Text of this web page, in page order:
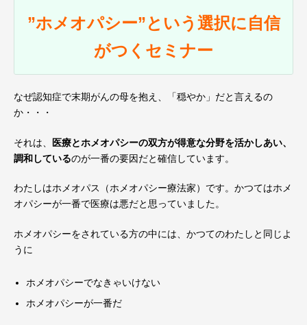
”ホメオパシー”という選択に自信
がつくセミナー
なぜ認知症で末期がんの母を抱え、「穏やか」だと言えるの
か・・・
それは、
医療とホメオパシーの双方が得意な分野を活かしあい、
調和しているのが一番の要因だと確信しています。
わたしはホメオパス（ホメオパシー療法家）です。かつてはホメ
オパシーが一番で医療は悪だと思っていました。
ホメオパシーをされている方の中には、かつてのわたしと同じよ
うに
ホメオパシーでなきゃいけない
ホメオパシーが一番だ